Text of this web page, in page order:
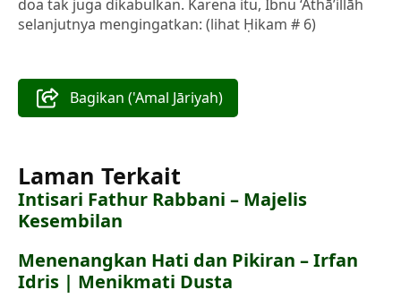
doa tak juga dikabulkan. Karena itu, Ibnu ‘Athā’illāh
selanjutnya mengingatkan: (lihat Ḥikam # 6)
Bagikan ('Amal Jāriyah)
Laman Terkait
Intisari Fathur Rabbani – Majelis
Kesembilan
Menenangkan Hati dan Pikiran – Irfan
Idris | Menikmati Dusta